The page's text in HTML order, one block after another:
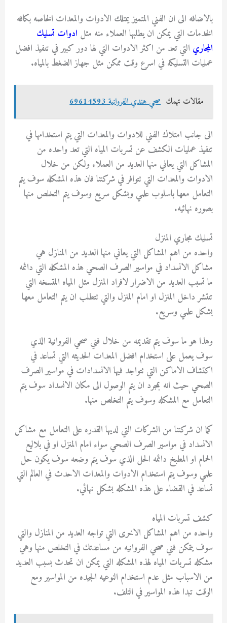
بالاضافه الى ان الفني المتميز يمتلك الادوات والمعدات الخاصه بكافه
الخدمات التي يمكن ان يطلبها العملاء منه مثل ادوات تسليك
المجاري التي تعد من اكثر الادوات التي لها دور كبير في تنفيذ افضل
عمليات التسليكه في اسرع وقت ممكن مثل جهاز الضغط بالمياه.
مقالات تهمك صحي هندي الفروانية 69614593
الى جانب امتلاك الفني للادوات والمعدات التي يتم استخدامها في
تنفيذ عمليات الكشف عن تسربات المياه التي تعد واحده من
المشاكل التي يعاني منها العديد من العملاء ولكن من خلال
الادوات والمعدات التي تتوافر في شركتنا فان هذه المشكله سوف يتم
التعامل معها باسلوب علمي وبشكل سريع وسوف يتم التخلص منها
بصوره نهائيه.
تسليك مجاري المنزل
واحده من اهم المشاكل التي يعاني منها العديد من المنازل هي
مشاكل الانسداد في مواسير الصرف الصحي هذه المشكله التي دائمه
ما تسبب العديد من الاضرار لافراد المنزل مثل المياه المتسخه التي
تنتشر داخل المنزل او امام المنزل والتي تتطلب ان يتم التعامل معها
بشكل علمي وسريع.
وهذا هو ما سوف يتم تقديمه من خلال فني صحي الفروانية الذي
سوف يعمل على استخدام افضل المعدات الحديثه التي تساعد في
اكتشاف الاماكن التي تتواجد فيها الانسدادات في مواسير الصرف
الصحي حيث انه بمجرد ان يتم الوصول الى مكان الانسداد سوف يتم
التعامل مع المشكله وسوف يتم التخلص منها.
كما ان شركتنا من الشركات التي لديها القدره على التعامل مع مشاكل
الانسداد في مواسير الصرف الصحي سواء امام المنزل او في بلاليع
الحمام او المطبخ دائمه الحل الذي سوف يتم وضعه سوف يكون حل
علمي وسوف يتم استخدام الادوات والمعدات الاحدث في العالم التي
تساعد في القضاء على هذه المشكله بشكل نهائي.
كشف تسربات المياه
واحده من اهم المشاكل الاخرى التي تواجه العديد من المنازل والتي
سوف يتمكن فني صحي الفروانيه من مساعدتك في التخلص منها وهي
مشكله تسربات المياه لهذه المشكله التي يمكن ان تحدث بسبب العديد
من الاسباب مثل عدم استخدام النوعيه الجيده من المواسير ومع
الوقت تبدا هذه المواسير في التلف.